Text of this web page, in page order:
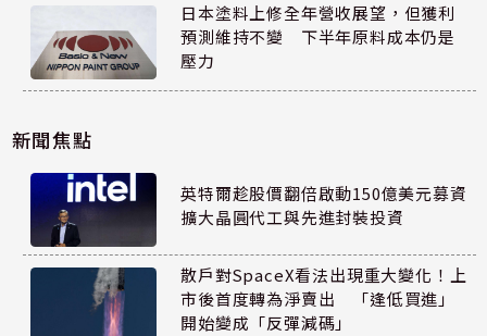
日本塗料上修全年營收展望，但獲利
預測維持不變 下半年原料成本仍是
壓力
新聞焦點
英特爾趁股價翻倍啟動150億美元募資
擴大晶圓代工與先進封裝投資
散戶對SpaceX看法出現重大變化！上
市後首度轉為淨賣出 「逢低買進」
開始變成「反彈減碼」